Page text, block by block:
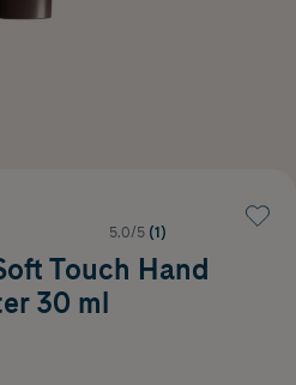
5.0/5 (1)
Touch Hand
30 ml